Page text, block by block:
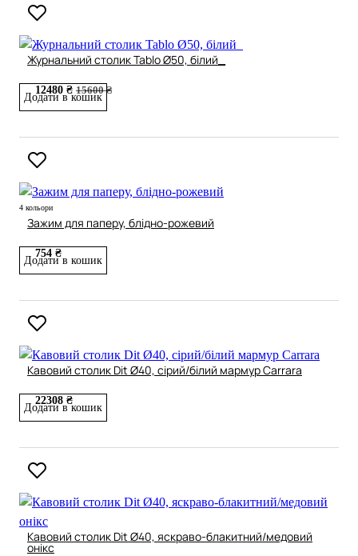
Журнальний столик Tablo Ø50, білий_
12480 ₴ 15600 ₴
Додати в кошик
4 кольори
Зажим для паперу, блідно-рожевий
754 ₴
Додати в кошик
Кавовий столик Dit Ø40, сірий/білий мармур Carrara
22308 ₴
Додати в кошик
Кавовий столик Dit Ø40, яскраво-блакитний/медовий
онікс